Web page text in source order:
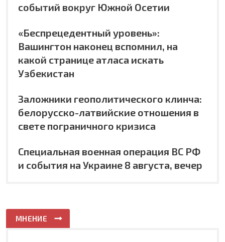
событий вокруг Южной Осетии
«Беспрецедентный уровень»:
Вашингтон наконец вспомнил, на
какой странице атласа искать
Узбекистан
Заложники геополитического клинча:
белорусско-латвийские отношения в
свете пограничного кризиса
Специальная военная операция ВС РФ
и события на Украине 8 августа, вечер
МНЕНИЕ